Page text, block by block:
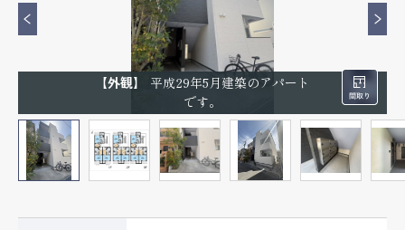
【外観】
平成29年5月建築のアパート
です。